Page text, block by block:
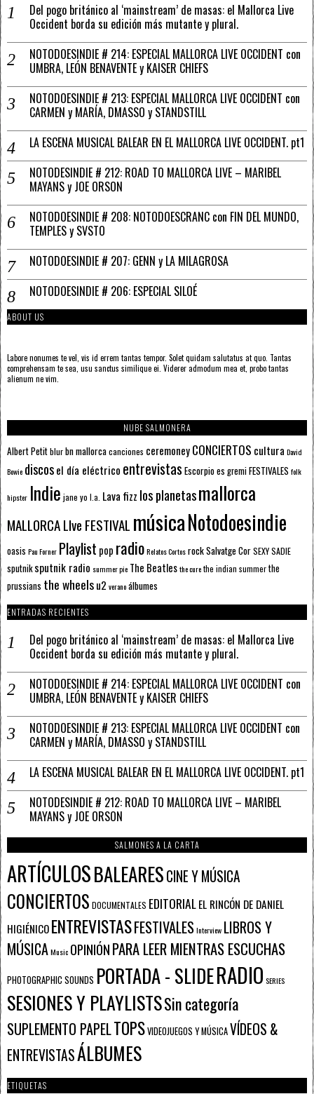
Del pogo británico al ‘mainstream’ de masas: el Mallorca Live
Occident borda su edición más mutante y plural.
NOTODOESINDIE # 214: ESPECIAL MALLORCA LIVE OCCIDENT con
UMBRA, LEÓN BENAVENTE y KAISER CHIEFS
NOTODOESINDIE # 213: ESPECIAL MALLORCA LIVE OCCIDENT con
CARMEN y MARÍA, DMASSO y STANDSTILL
LA ESCENA MUSICAL BALEAR EN EL MALLORCA LIVE OCCIDENT. pt1
NOTODESINDIE # 212: ROAD TO MALLORCA LIVE – MARIBEL
MAYANS y JOE ORSON
NOTODOESINDIE # 208: NOTODOESCRANC con FIN DEL MUNDO,
TEMPLES y SVSTO
NOTODOESINDIE # 207: GENN y LA MILAGROSA
NOTODOESINDIE # 206: ESPECIAL SILOÉ
ABOUT US
Labore nonumes te vel, vis id errem tantas tempor. Solet quidam salutatus at quo. Tantas
comprehensam te sea, usu sanctus similique ei. Viderer admodum mea et, probo tantas
alienum ne vim.
NUBE SALMONERA
Albert Petitblurbn mallorcacanciones ceremoneyCONCIERTOS cultura David
Bowie discosel día eléctrico entrevistas Escorpioes gremiFESTIVALES folk
hipster Indie jane yo l.a. Lava fizz los planetasmallorca
MALLORCA LIve FESTIVAL músicaNotodoesindie
oasis Pau Forner Playlist pop radioRelatos CortosrockSalvatge CorSEXY SADIE
sputnik sputnik radio summer pie The Beatlesthe curethe indian summerthe
prussians the wheelsu2 veranoálbumes
ENTRADAS RECIENTES
Del pogo británico al ‘mainstream’ de masas: el Mallorca Live
Occident borda su edición más mutante y plural.
NOTODOESINDIE # 214: ESPECIAL MALLORCA LIVE OCCIDENT con
UMBRA, LEÓN BENAVENTE y KAISER CHIEFS
NOTODOESINDIE # 213: ESPECIAL MALLORCA LIVE OCCIDENT con
CARMEN y MARÍA, DMASSO y STANDSTILL
LA ESCENA MUSICAL BALEAR EN EL MALLORCA LIVE OCCIDENT. pt1
NOTODESINDIE # 212: ROAD TO MALLORCA LIVE – MARIBEL
MAYANS y JOE ORSON
SALMONES A LA CARTA
ARTÍCULOSBALEARESCINE Y MÚSICA
CONCIERTOS DOCUMENTALES EDITORIALEL RINCÓN DE DANIEL
HIGIÉNICOENTREVISTASFESTIVALESInterview LIBROS Y
MÚSICAMusic OPINIÓNPARA LEER MIENTRAS ESCUCHAS
PHOTOGRAPHIC SOUNDS PORTADA - SLIDERADIO SERIES
SESIONES Y PLAYLISTSSin categoría
SUPLEMENTO PAPELTOPSVIDEOJUEGOS Y MÚSICAVÍDEOS &
ENTREVISTASÁLBUMES
ETIQUETAS